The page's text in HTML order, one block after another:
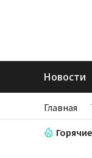
Новости
Главная